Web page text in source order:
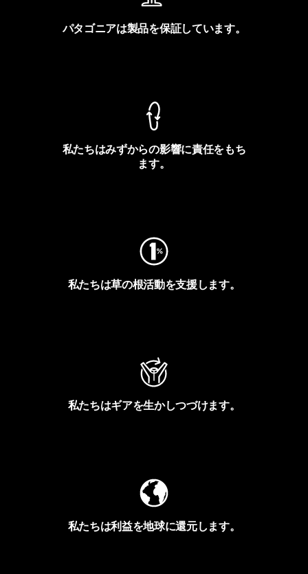
パタゴニアは製品を保証しています。
私たちはみずからの影響に責任をもち
ます。
私たちは草の根活動を支援します。
私たちはギアを生かしつづけます。
私たちは利益を地球に還元します。